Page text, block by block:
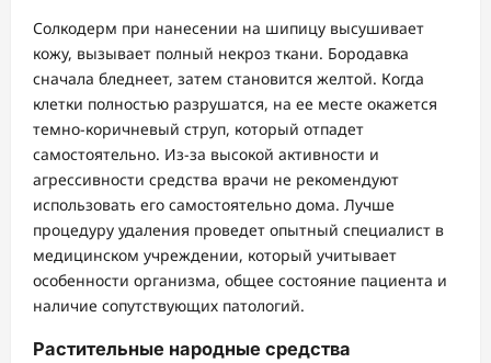
Солкодерм при нанесении на шипицу высушивает
кожу, вызывает полный некроз ткани. Бородавка
сначала бледнеет, затем становится желтой. Когда
клетки полностью разрушатся, на ее месте окажется
темно-коричневый струп, который отпадет
самостоятельно. Из-за высокой активности и
агрессивности средства врачи не рекомендуют
использовать его самостоятельно дома. Лучше
процедуру удаления проведет опытный специалист в
медицинском учреждении, который учитывает
особенности организма, общее состояние пациента и
наличие сопутствующих патологий.
Растительные народные средства